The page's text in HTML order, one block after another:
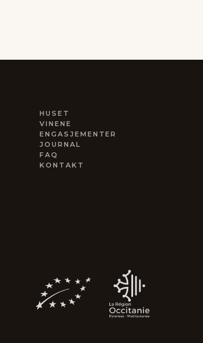
HUSET
VINENE
ENGASJEMENTER
JOURNAL
FAQ
KONTAKT